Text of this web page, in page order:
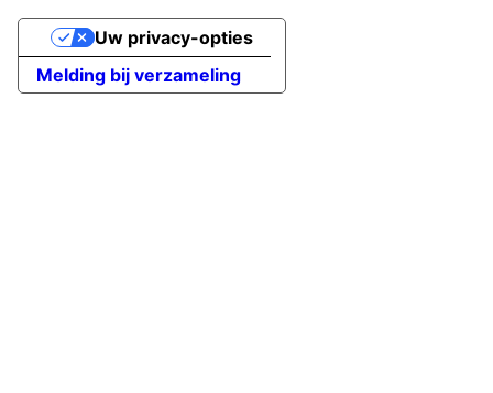
Melding bij verzameling
Uw privacy-opties